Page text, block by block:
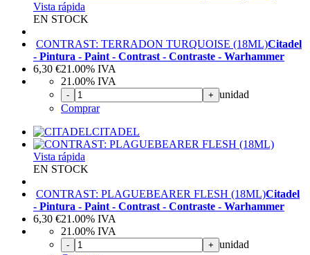
Vista rápida
EN STOCK
CONTRAST: TERRADON TURQUOISE (18ML)Citadel
- Pintura - Paint - Contrast - Contraste - Warhammer
6,30 €21.00% IVA
21.00% IVA
- + unidad
Comprar
CITADEL
Vista rápida
EN STOCK
CONTRAST: PLAGUEBEARER FLESH (18ML)Citadel
- Pintura - Paint - Contrast - Contraste - Warhammer
6,30 €21.00% IVA
21.00% IVA
- + unidad